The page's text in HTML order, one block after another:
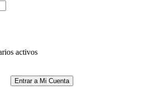
activos
Entrar a Mi Cuenta